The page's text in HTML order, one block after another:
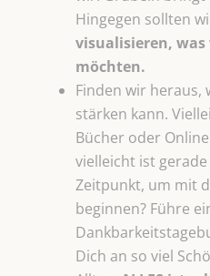
Hingegen sollten
visualisieren, was
möchten.
Finden wir heraus,
stärken kann.
Bücher oder
vielleicht ist
Zeitpunkt, um mit
beginnen? Führe
Dich an so viel